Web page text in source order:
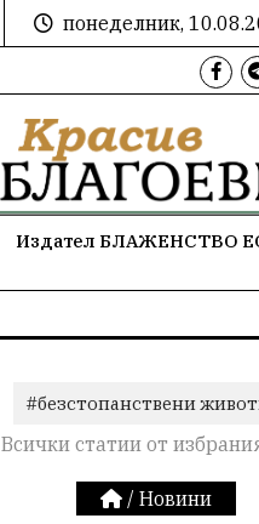
понеделник,
Издател БЛАЖЕНСТВО
#безстопанствени
Всички статии от
/ Новини